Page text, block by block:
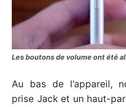
Les boutons de volume ont été
Au bas de l’appareil,
prise Jack et un haut-